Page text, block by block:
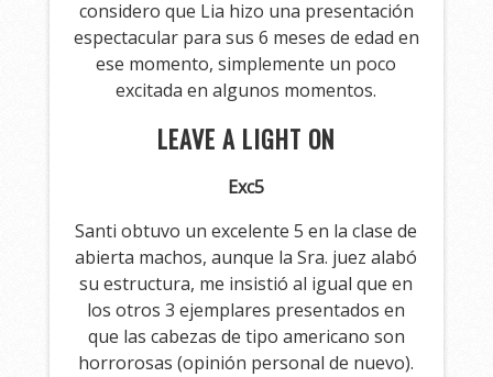
considero que Lia hizo una presentación
espectacular para sus 6 meses de edad en
ese momento, simplemente un poco
excitada en algunos momentos.
LEAVE A LIGHT ON
Exc5
Santi obtuvo un excelente 5 en la clase de
abierta machos, aunque la Sra. juez alabó
su estructura, me insistió al igual que en
los otros 3 ejemplares presentados en
que las cabezas de tipo americano son
horrorosas (opinión personal de nuevo).